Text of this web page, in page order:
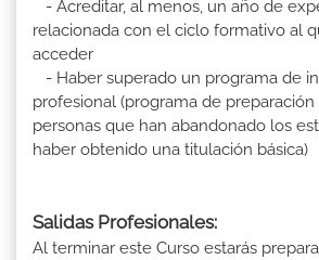
- Acreditar, al menos, un año de
relacionada con el ciclo formativo al
acceder
- Haber superado un programa de
profesional (programa de
personas que han abandonado los
haber obtenido una titulación básica)
Salidas Profesionales:
Al terminar este Curso estarás